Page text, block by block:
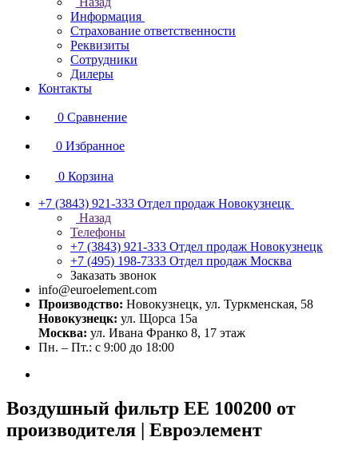
Информация
Страхование ответственности
Реквизиты
Сотрудники
Дилеры
Контакты
0 Сравнение
0 Избранное
0 Корзина
+7 (3843) 921-333 Отдел продаж Новокузнецк
Назад
Телефоны
+7 (3843) 921-333 Отдел продаж Новокузнецк
+7 (495) 198-7333 Отдел продаж Москва
Заказать звонок
info@euroelement.com
Производство: Новокузнецк, ул. Туркменская, 58
Новокузнецк: ул. Щорса 15а
Москва: ул. Ивана Франко 8, 17 этаж
Пн. – Пт.: с 9:00 до 18:00
Воздушный фильтр ЕЕ 100200 от
производителя | Евроэлемент